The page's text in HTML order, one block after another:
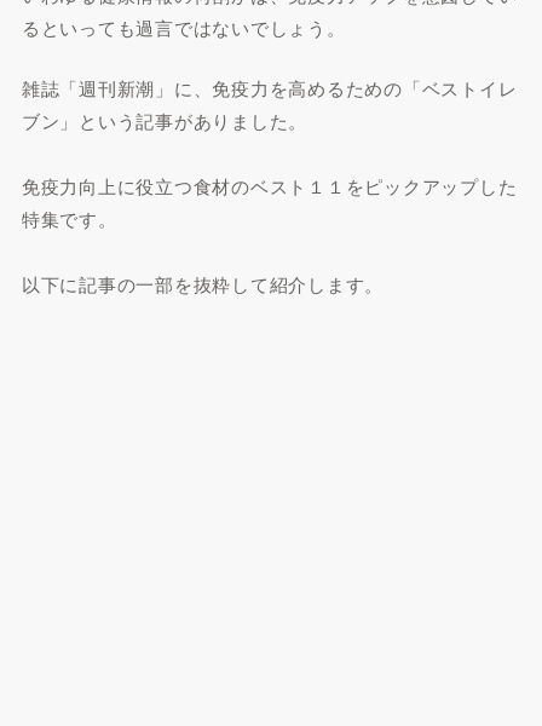
るといっても過言ではないでしょう。
雑誌「週刊新潮」に、免疫力を高めるための「ベストイレ
ブン」という記事がありました。
免疫力向上に役立つ食材のベスト１１をピックアップした
特集です。
以下に記事の一部を抜粋して紹介します。